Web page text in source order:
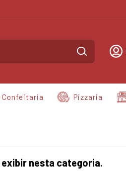
Confeitaria Pizzaria
nesta categoria.